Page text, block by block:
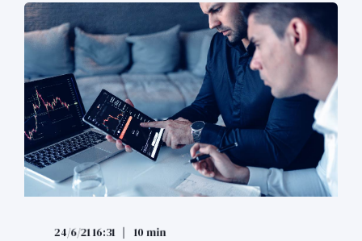
24/6/21 16:31 10 min